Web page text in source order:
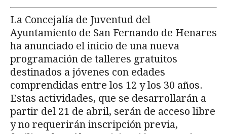
La Concejalía de Juventud del
Ayuntamiento de San Fernando de Henares
ha anunciado el inicio de una nueva
programación de talleres gratuitos
destinados a jóvenes con edades
comprendidas entre los 12 y los 30 años.
Estas actividades, que se desarrollarán a
partir del 21 de abril, serán de acceso libre
y no requerirán inscripción previa,